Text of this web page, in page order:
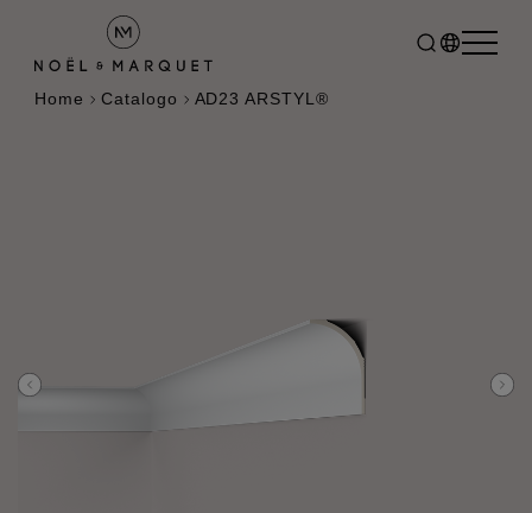
Home Catalogo AD23 ARSTYL®